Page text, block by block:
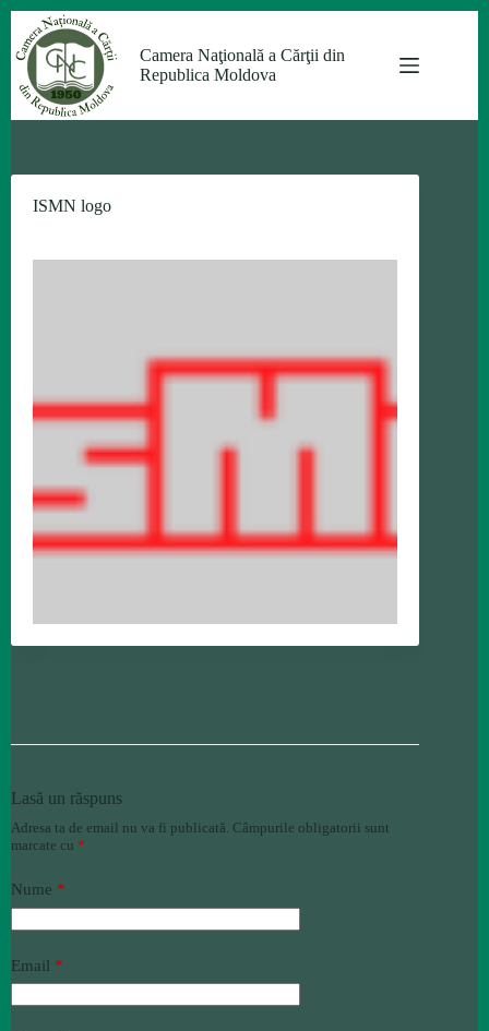
conținut
Camera Naţională a Cărţii din
Republica Moldova
ISMN logo
Lasă un răspuns
Adresa ta de email nu va fi publicată. Câmpurile obligatorii sunt
marcate cu *
Nume *
Email *